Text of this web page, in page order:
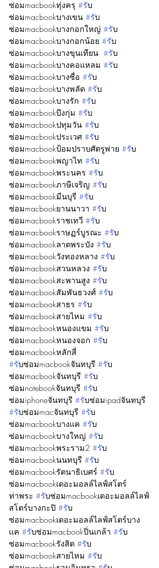
ซ่อมmacbookทุ่งครุ #รับ
ซ่อมmacbookบางเขน #รับ
ซ่อมmacbookบางกอกใหญ่ #รับ
ซ่อมmacbookบางกอกน้อย #รับ
ซ่อมmacbookบางขุนเทียน #รับ
ซ่อมmacbookบางคอแหลม #รับ
ซ่อมmacbookบางซื่อ #รับ
ซ่อมmacbookบางพลัด #รับ
ซ่อมmacbookบางรัก #รับ
ซ่อมmacbookบึงกุ่ม #รับ
ซ่อมmacbookปทุมวัน #รับ
ซ่อมmacbookประเวศ #รับ
ซ่อมmacbookป้อมปราบศัตรูพ่าย #รับ
ซ่อมmacbookพญาไท #รับ
ซ่อมmacbookพระนคร #รับ
ซ่อมmacbookภาษีเจริญ #รับ
ซ่อมmacbookมีนบุรี #รับ
ซ่อมmacbookยานนาวา #รับ
ซ่อมmacbookราชเทวี #รับ
ซ่อมmacbookราษฏร์บูรณะ #รับ
ซ่อมmacbookลาดพระบัง #รับ
ซ่อมmacbookวังทองหลาง #รับ
ซ่อมmacbookสวนหลวง #รับ
ซ่อมmacbookสะพานสูง #รับ
ซ่อมmacbookสัมพันธวงศ์ #รับ
ซ่อมmacbookสาธร #รับ
ซ่อมmacbookสายไหม #รับ
ซ่อมmacbookหนองแขม #รับ
ซ่อมmacbookหนองจอก #รับ
ซ่อมmacbookหลักสี่
#รับซ่อมmacbookจันทบุรี #รับ
ซ่อมmacbookจันทบุรี #รับ
ซ่อมnotebookจันทบุรี #รับ
ซ่อมiphoneจันทบุรี #รับซ่อมipadจันทบุรี
#รับซ่อมmacจันทบุรี #รับ
ซ่อมmacbookบางเเค #รับ
ซ่อมmacbookบางใหญ่ #รับ
ซ่อมmacbookพระราม2 #รับ
ซ่อมmacbookนนทบุรี #รับ
ซ่อมmacbookรัตนาธิเบศร์ #รับ
ซ่อมmacbookเดอะมอลล์ไลฟ์สโตร์
ท่าพระ #รับซ่อมmacbookเดอะมอลล์ไลฟ์
สโตร์บางกะปิ #รับ
ซ่อมmacbookเดอะมอลล์ไลฟ์สโตร์บาง
เเค #รับซ่อมmacbookปิ่นเกล้า #รับ
ซ่อมmacbookรังสิต #รับ
ซ่อมmacbookสายไหม #รับ